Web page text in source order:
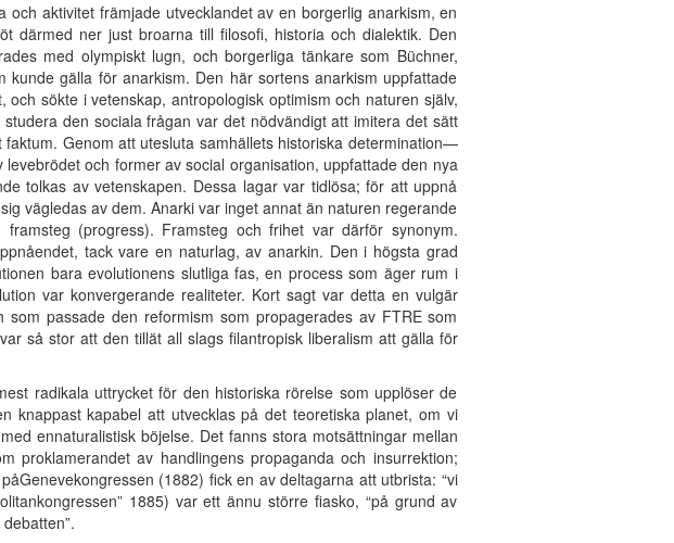
aktivitet främjade utvecklandet av en borgerlig anarkism, en
därmed ner just broarna till filosofi, historia och dialektik. Den
med olympiskt lugn, och borgerliga tänkare som Büchner,
gälla för anarkism. Den här sortens anarkism uppfattade
sökte i vetenskap, antropologisk optimism och naturen själv,
den sociala frågan var det nödvändigt att imitera det sätt
Genom att utesluta samhällets historiska determination—
och former av social organisation, uppfattade den nya
tolkas av vetenskapen. Dessa lagar var tidlösa; för att uppnå
vägledas av dem. Anarki var inget annat än naturen regerande
(progress). Framsteg och frihet var därför synonym.
tack vare en naturlag, av anarkin. Den i högsta grad
bara evolutionens slutliga fas, en process som äger rum i
var konvergerande realiteter. Kort sagt var detta en vulgär
passade den reformism som propagerades av FTRE som
så stor att den tillät all slags filantropisk liberalism att gälla för
radikala uttrycket för den historiska rörelse som upplöser de
knappast kapabel att utvecklas på det teoretiska planet, om vi
ennaturalistisk böjelse. Det fanns stora motsättningar mellan
proklamerandet av handlingens propaganda och insurrektion;
(1882) fick en av deltagarna att utbrista: “vi
1885) var ett ännu större fiasko, “på grund av